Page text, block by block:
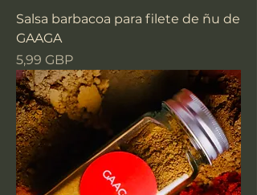
Salsa barbacoa para filete de ñu de
GAAGA
Precio
5,99 GBP